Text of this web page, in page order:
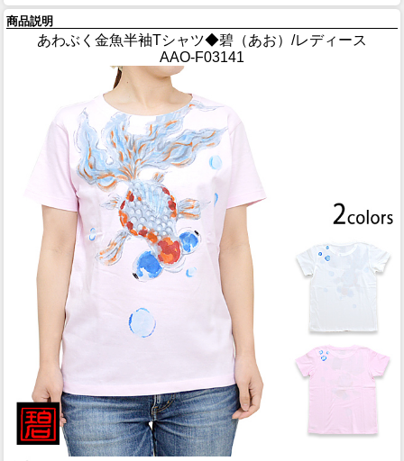
商品説明
あわぶく金魚半袖Tシャツ◆碧（あお）/レディース
AAO-F03141